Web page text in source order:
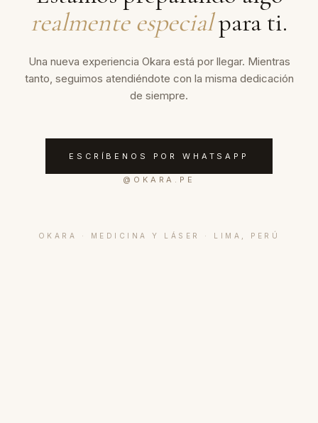
realmente especialpara ti.
Una nueva experiencia Okara está por llegar. Mientras
tanto, seguimos atendiéndote con la misma dedicación
de siempre.
ESCRÍBENOS POR WHATSAPP
@ OKARA.PE
OKARA · MEDICINA Y LÁSER · LIMA, PERÚ